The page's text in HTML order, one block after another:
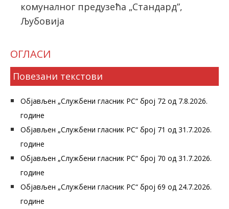
комуналног предузећа „Стандард”,
Љубовија
ОГЛАСИ
Повезани текстови
Објављен „Службени гласник РС“ број 72 од 7.8.2026.
године
Објављен „Службени гласник РС“ број 71 од 31.7.2026.
године
Објављен „Службени гласник РС“ број 70 од 31.7.2026.
године
Објављен „Службени гласник РС“ број 69 од 24.7.2026.
године